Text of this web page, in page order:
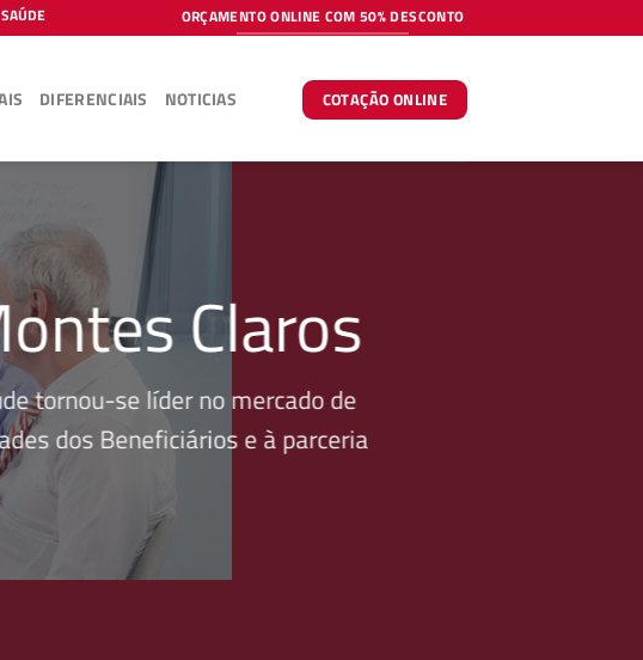
ORÇAMENTO ONLINE COM 50% DESCONTO
DIFERENCIAIS NOTICIAS COTAÇÃO ONLINE
Claros
tornou-se líder no mercado de
dos Beneficiários e à parceria